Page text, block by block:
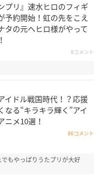
プリ』速水ヒロのフィギ
予約開始！虹の先をこえ
タの元へヒロ様がやって
8コメント
イドル戦国時代！？応援
なる“キラキラ輝く”アイ
ニメ10選！
86コメント
もやっぱりうたプリが大好